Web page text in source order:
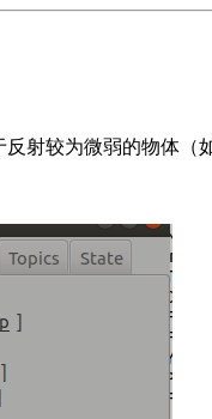
射较为微弱的物体（